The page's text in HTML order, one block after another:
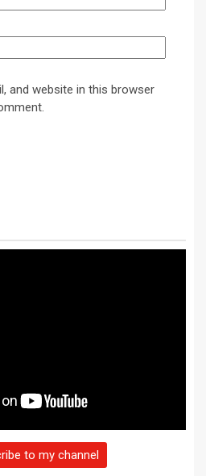
and website in this browser
to my channel